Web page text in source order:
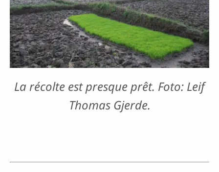
La récolte est presque prêt. Foto: Leif
Thomas Gjerde.